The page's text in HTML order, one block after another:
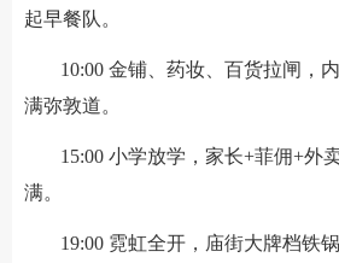
起早餐队。
10:00 金铺、药妆、百货拉闸，
满弥敦道。
15:00 小学放学，家长+菲佣+外
满。
19:00 霓虹全开，庙街大牌档铁